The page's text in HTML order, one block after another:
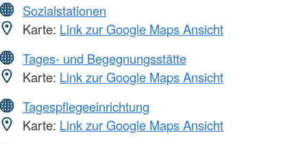
Sozialstationen
Karte: Link zur Google Maps Ansicht
Tages- und Begegnungsstätte
Karte: Link zur Google Maps Ansicht
Tagespflegeeinrichtung
Karte: Link zur Google Maps Ansicht